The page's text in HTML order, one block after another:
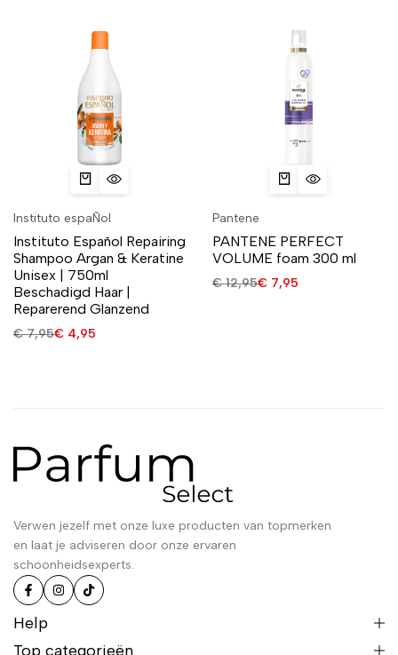
Instituto espaÑol
Instituto Español Repairing
Shampoo Argan & Keratine
Unisex | 750ml
Beschadigd Haar |
Reparerend Glanzend
€7,95€ 4,95
Pantene
PANTENE PERFECT
VOLUME foam 300 ml
€12,95€ 7,95
Verwen jezelf met onze luxe producten van topmerken
en laat je adviseren door onze ervaren
schoonheidsexperts.
Help
Top categorieën